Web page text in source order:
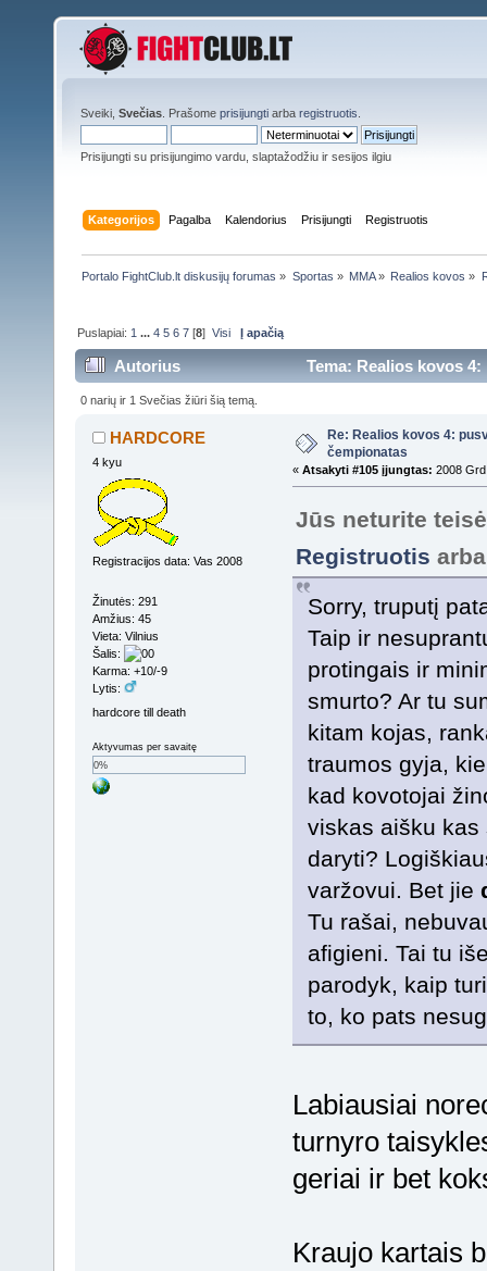
Sveiki, Svečias . Prašome prisijungti arba registruotis
Prisijungti su prisijungimo vardu, slaptažodžiu ir sesijos ilgiu
Kategorijos Pagalba Kalendorius Prisijungti Registruotis
Portalo FightClub.lt diskusijų forumas » Sportas » MMA» Realios kovos »
Puslapiai: 1 ...4 5 6 7 [8]Visi Į apačią
Autorius Tema: Realios kovos
0 narių ir 1 Svečias žiūri šią temą.
HARDCORE
4 kyu
Registracijos data: Vas 2008
Žinutės: 291
Amžius: 45
Vieta: Vilnius
Šalis:
Karma: +10/-9
Lytis:
hardcore till death
Aktyvumas per savaitę
0%
Re: Realios kovos 4:
čempionatas
« Atsakyti #105 įjungtas: 2008
Jūs neturite
Registruotis
Sorry, truputį
Taip ir
protingais ir
smurto? Ar tu
kitam kojas,
traumos gyja,
kad kovotojai
viskas aišku
daryti?
varžovui. Bet jie
Tu rašai,
afigieni. Tai tu
parodyk, kaip
to, ko pats
Labiausiai
turnyro
geriai ir bet
Kraujo kartais